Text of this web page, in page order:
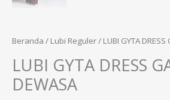
Beranda / Lubi Reguler/ LUBI GYTA DRESS
LUBI GYTA DRESS
DEWASA